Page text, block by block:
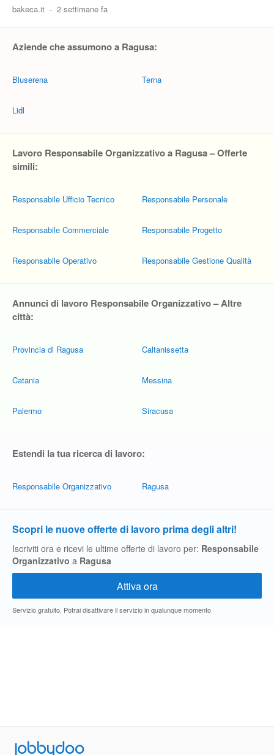
bakeca.it - 2 settimane fa
Aziende che assumono a Ragusa:
Bluserena
Lidl
Terna
Lavoro Responsabile Organizzativo a Ragusa – Offerte
simili:
Responsabile Ufficio Tecnico
Responsabile Commerciale
Responsabile Operativo
Responsabile Personale
Responsabile Progetto
Responsabile Gestione Qualità
Annunci di lavoro Responsabile Organizzativo – Altre
città:
Provincia di Ragusa
Catania
Palermo
Caltanissetta
Messina
Siracusa
Estendi la tua ricerca di lavoro:
Responsabile Organizzativo Ragusa
Scopri le nuove offerte di lavoro prima degli altri!
Iscriviti ora e ricevi le ultime offerte di lavoro per: Responsabile
Organizzativo a Ragusa
Servizio gratuito. Potrai disattivare il servizio in qualunque momento
Jobbydoo